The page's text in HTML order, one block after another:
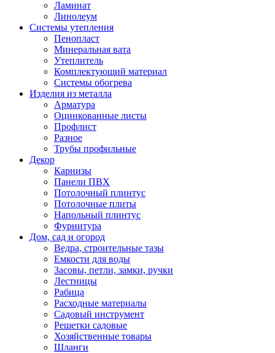
Ламинат
Линолеум
Системы утепления
Пенопласт
Минеральная вата
Утеплитель
Комплектующий материал
Системы обогрева
Изделия из металла
Арматура
Оцинкованные листы
Профлист
Разное
Трубы профильные
Декор
Карнизы
Панели ПВХ
Потолочный плинтус
Потолочные плиты
Напольный плинтус
Фурнитура
Дом, сад и огород
Ведра, строительные тазы
Емкости для воды
Засовы, петли, замки, ручки
Лестницы
Рабица
Расходные материалы
Садовый инструмент
Решетки садовые
Хозяйственные товары
Шланги